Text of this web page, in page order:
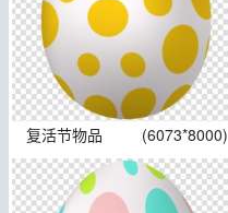
复活节物品 (6073*8000)